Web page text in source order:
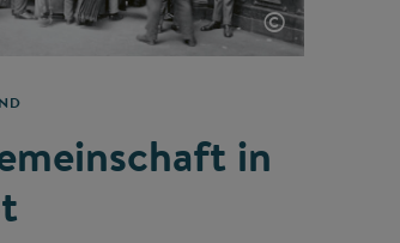
©
in